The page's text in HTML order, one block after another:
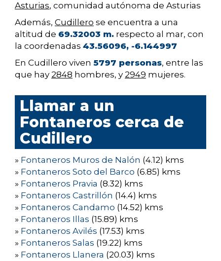
Asturias, comunidad autónoma de Asturias
Además, Cudillero se encuentra a una
altitud de 69.32003 m. respecto al mar, con
la coordenadas 43.56096, -6.144997
En Cudillero viven 5797 personas, entre las
que hay 2848 hombres, y 2949 mujeres.
Llamar a un
Fontaneros cerca de
Cudillero
» Fontaneros Muros de Nalón (4.12) kms
» Fontaneros Soto del Barco (6.85) kms
» Fontaneros Pravia (8.32) kms
» Fontaneros Castrillón (14.4) kms
» Fontaneros Candamo (14.52) kms
» Fontaneros Illas (15.89) kms
» Fontaneros Avilés (17.53) kms
» Fontaneros Salas (19.22) kms
» Fontaneros Llanera (20.03) kms